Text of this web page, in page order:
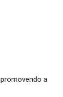
promovendo a